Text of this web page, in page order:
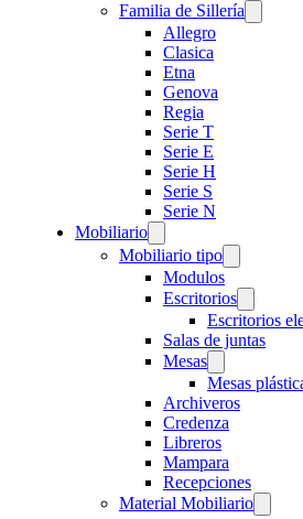
Familia de Sillería
Allegro
Clasica
Etna
Genova
Regia
Serie T
Serie E
Serie H
Serie S
Serie N
Mobiliario
Mobiliario tipo
Modulos
Escritorios
Escritorios
Salas de juntas
Mesas
Mesas
Archiveros
Credenza
Libreros
Mampara
Recepciones
Material Mobiliario